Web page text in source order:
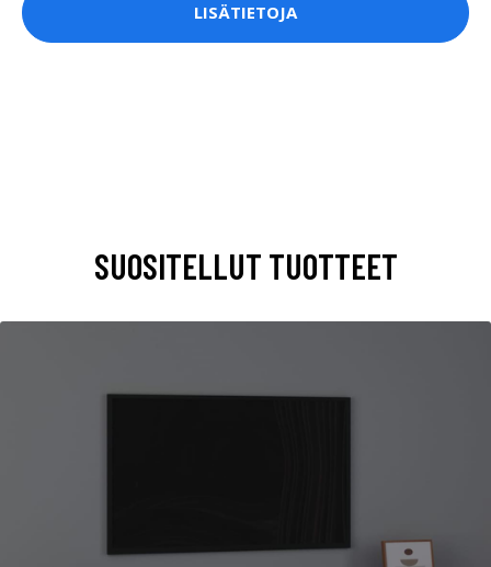
LISÄTIETOJA
SUOSITELLUT TUOTTEET